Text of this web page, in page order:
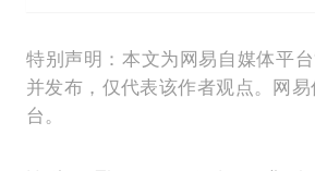
特别声明：本文为网易自媒体平
并发布，仅代表该作者观点。网
台。